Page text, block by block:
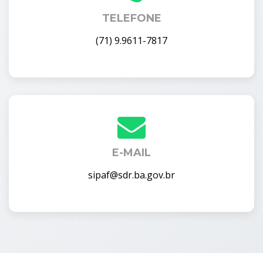
TELEFONE
(71) 9.9611-7817
E-MAIL
sipaf@sdr.ba.gov.br